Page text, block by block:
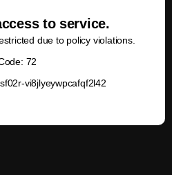
to service.
due to policy violations.
72
vi8jlyeywpcafqf2l42